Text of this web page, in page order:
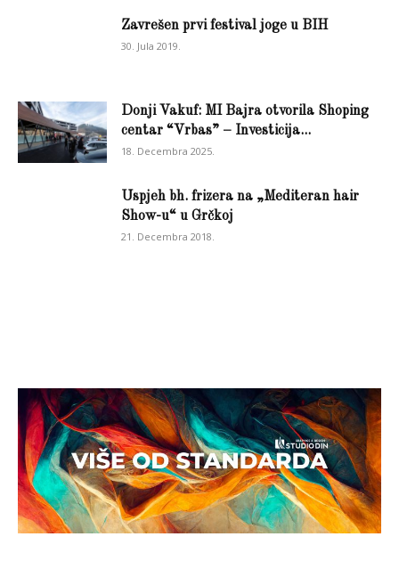
Zavrešen prvi festival joge u BIH
30. Jula 2019.
Donji Vakuf: MI Bajra otvorila Shoping
centar “Vrbas” – Investicija...
18. Decembra 2025.
Uspjeh bh. frizera na „Mediteran hair
Show-u“ u Grčkoj
21. Decembra 2018.